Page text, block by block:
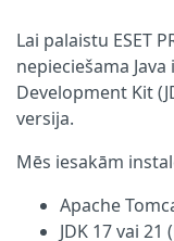
Lai palaistu ESET
nepieciešama
Development Kit
versija.
Mēs iesakām
Apache
JDK 17 vai 21